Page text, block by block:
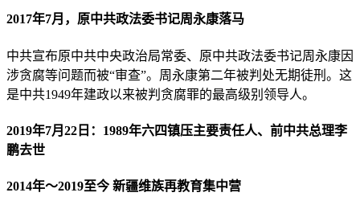
2017年7月，原中共政法委书记周永康落马
中共宣布原中共中央政治局常委、原中共政法委书记周永康因
涉贪腐等问题而被“审查”。周永康第二年被判处无期徒刑。这
是中共1949年建政以来被判贪腐罪的最高级别领导人。
2019年7月22日：1989年六四镇压主要责任人、前中共总理李
鹏去世
2014年～2019至今 新疆维族再教育集中营